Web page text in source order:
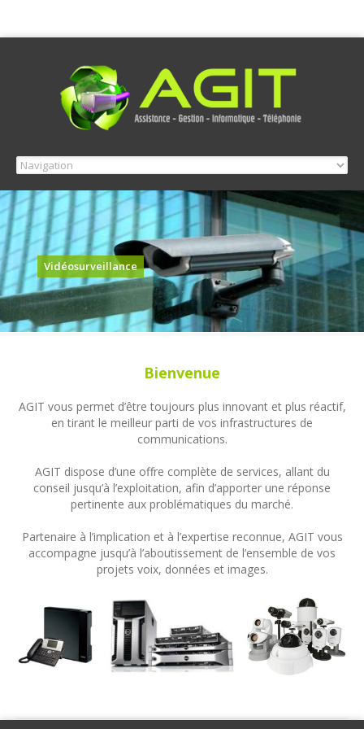
Vidéosurveillance
Bienvenue
AGIT vous permet d’être toujours plus innovant et plus réactif,
en tirant le meilleur parti de vos infrastructures de
communications.
AGIT dispose d’une offre complète de services, allant du
conseil jusqu’à l’exploitation, afin d’apporter une réponse
pertinente aux problématiques du marché.
Partenaire à l’implication et à l’expertise reconnue, AGIT vous
accompagne jusqu’à l’aboutissement de l’ensemble de vos
projets voix, données et images.